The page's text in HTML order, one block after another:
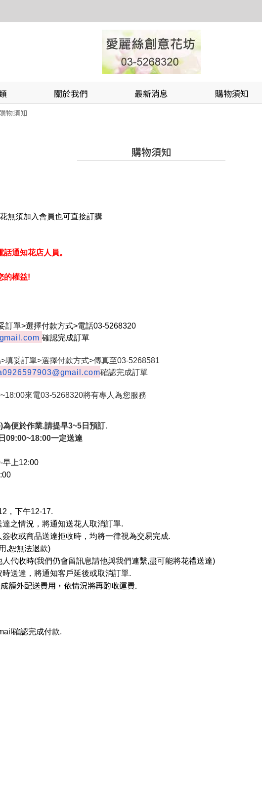
關於我們 最新消息 購物須知
購物須知
購物須知
無須加入會員也可直接訂購
通知花店人員。
的權益!
訂單>選擇付款方式>電話03-5268320
確認完成訂單
填妥訂單>選擇付款方式>傳真至03-5268581
903@gmail.com確認完成訂單
00來電03-5268320將有專人為您服務
為便於作業.請提早3~5日預訂.
09:00~18:00一定送達
早上12:00
，下午12-17.
之情況， 將通知送花人取消訂單.
收或商品送達拒收時， 均將一律視為交易完成.
無法退款)
代收時(我們仍會留訊息請他與我們連繫,盡可能將花禮送達)
送達， 將通知客戶延後或取消訂單.
外配送費用， 依情況將再酌收運費.
確認完成付款.